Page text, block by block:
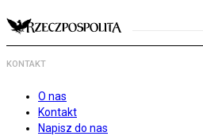
KONTAKT
O nas
Kontakt
Napisz do nas